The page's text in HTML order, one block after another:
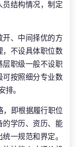
员结构情况，制定
开、中间择优的方
，不设具体职位数
职级一般不设职
可按照细分专业数
排。
，即根据履行职位
的学历、资历、能
一规范和界定。